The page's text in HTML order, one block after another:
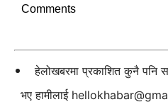
Comments
हेलोखबरमा प्रकाशित कुनै पनि
भए हामीलाई